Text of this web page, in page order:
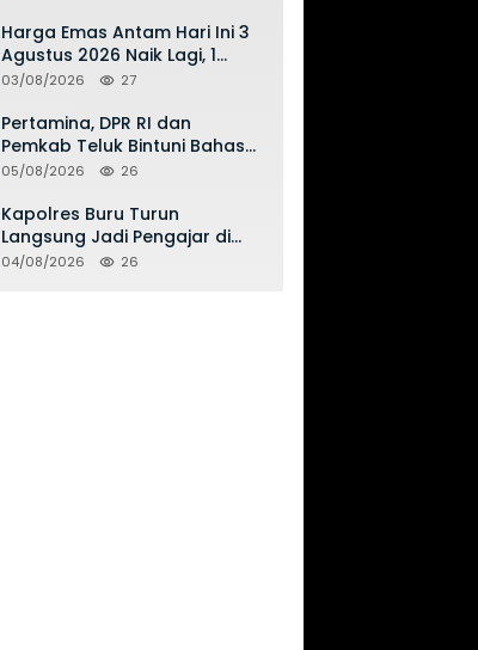
BBM
Harga Emas Antam Hari Ini 3
Agustus 2026 Naik Lagi, 1
Gram Tembus Rp 2,61 Juta
03/08/2026 27
Pertamina, DPR RI dan
Pemkab Teluk Bintuni Bahas
Penguatan Distribusi BBM dan
05/08/2026 26
Kapolres Buru Turun
Langsung Jadi Pengajar di
SMAN 2, Edukasi Kesadaran
04/08/2026 26